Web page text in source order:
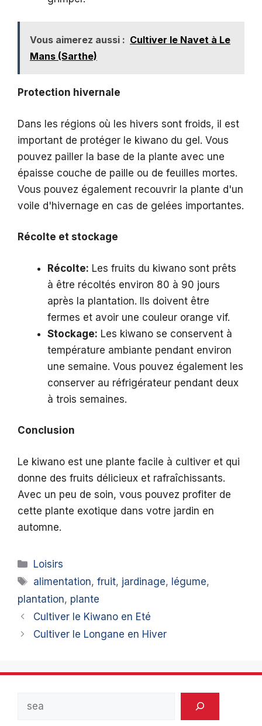
Vous aimerez aussi : Cultiver le Navet à Le
Mans (Sarthe)
Protection hivernale
Dans les régions où les hivers sont froids, il est
important de protéger le kiwano du gel. Vous
pouvez pailler la base de la plante avec une
épaisse couche de paille ou de feuilles mortes.
Vous pouvez également recouvrir la plante d'un
voile d'hivernage en cas de gelées importantes.
Récolte et stockage
Récolte: Les fruits du kiwano sont prêts
à être récoltés environ 80 à 90 jours
après la plantation. Ils doivent être
fermes et avoir une couleur orange vif.
Stockage: Les kiwano se conservent à
température ambiante pendant environ
une semaine. Vous pouvez également les
conserver au réfrigérateur pendant deux
à trois semaines.
Conclusion
Le kiwano est une plante facile à cultiver et qui
donne des fruits délicieux et rafraîchissants.
Avec un peu de soin, vous pouvez profiter de
cette plante exotique dans votre jardin en
automne.
Catégories
Loisirs
Étiquettes
alimentation,fruit, jardinage, légume,
plantation, plante
Cultiver le Kiwano en Eté
Cultiver le Longane en Hiver